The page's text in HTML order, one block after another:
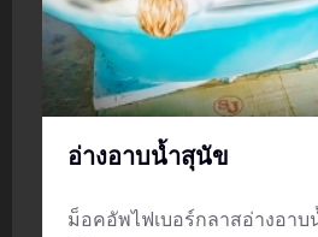
อ่างอาบน้ำสุนัข
ม็อคอัพไฟเบอร์กลาสอ่างอาบ